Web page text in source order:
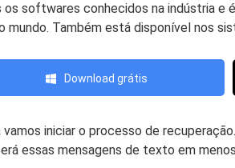
softwares conhecidos na indústria e
mundo. Também está disponível nos
Download grátis
vamos iniciar o processo de
essas mensagens de texto em